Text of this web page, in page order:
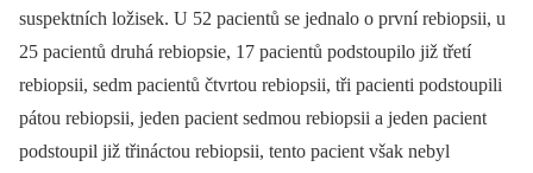
suspektních ložisek. U 52 pacientů se jednalo o první rebiopsii, u
25 pacientů druhá rebiopsie, 17 pacientů podstoupilo již třetí
rebiopsii, sedm pacientů čtvrtou rebiopsii, tři pacienti podstoupili
pátou rebiopsii, jeden pacient sedmou rebiopsii a jeden pacient
podstoupil již třináctou rebiopsii, tento pacient však nebyl